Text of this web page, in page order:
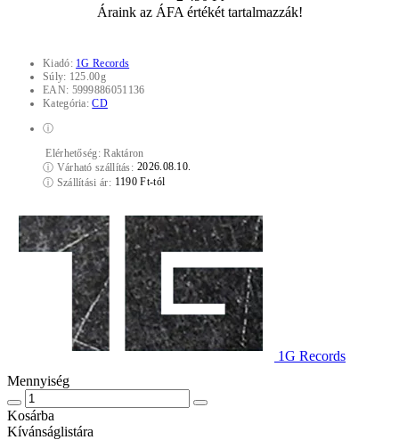
Áraink az ÁFA értékét tartalmazzák!
Kiadó: 1G Records
Súly: 125.00g
EAN: 5999886051136
Kategória:CD
ⓘ
Elérhetőség:Raktáron
ⓘ Várható szállítás: 2026.08.10.
ⓘ Szállítási ár: 1190 Ft-tól
1G Records
Mennyiség
Kosárba
Kívánságlistára